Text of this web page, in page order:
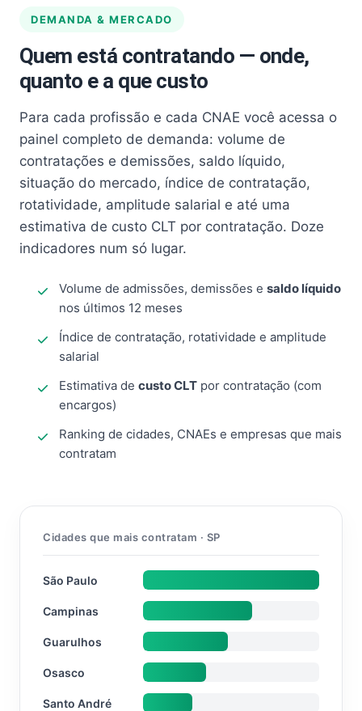
DEMANDA & MERCADO
Quem está contratando — onde,
quanto e a que custo
Para cada profissão e cada CNAE você acessa o
painel completo de demanda: volume de
contratações e demissões, saldo líquido,
situação do mercado, índice de contratação,
rotatividade, amplitude salarial e até uma
estimativa de custo CLT por contratação. Doze
indicadores num só lugar.
Volume de admissões, demissões e saldo líquido
nos últimos 12 meses
Índice de contratação, rotatividade e amplitude
salarial
Estimativa de custo CLT por contratação (com
encargos)
Ranking de cidades, CNAEs e empresas que mais
contratam
Cidades que mais contratam · SP
São Paulo
Campinas
Guarulhos
Osasco
Santo André